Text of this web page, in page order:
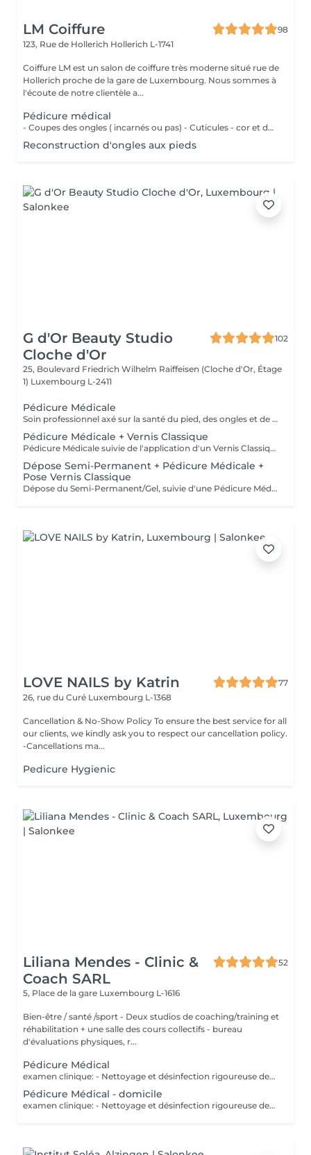
LM Coiffure
98
123, Rue de Hollerich Hollerich L-1741
Coiffure LM est un salon de coiffure très moderne situé rue de
Hollerich proche de la gare de Luxembourg. Nous sommes à
l'écoute de notre clientèle a...
Pédicure médical
- Coupes des ongles ( incarnés ou pas) - Cuticules - cor et durillons - Petit massage - Pose de vernis semi-permanent couleur ( Si vous voulez une french, veuillez svp cocher l'onglet french en plus)
Reconstruction d'ongles aux pieds
G d'Or Beauty Studio
Cloche d'Or
102
25, Boulevard Friedrich Wilhelm Raiffeisen (Cloche d'Or, Étage
1) Luxembourg L-2411
Pédicure Médicale
Soin professionnel axé sur la santé du pied, des ongles et de la peau, avec traitement des ongles incarnés, cors, durillons et callosités. Sans application de vernis.
Pédicure Médicale + Vernis Classique
Pédicure Médicale suivie de l'application d'un Vernis Classique. Convient aux clientes souhaitant un soin médical avec une finition Classique.
Dépose Semi-Permanent + Pédicure Médicale +
Pose Vernis Classique
Dépose du Semi-Permanent/Gel, suivie d'une Pédicure Médicale et de l'application d'un nouveau Semi-Permanent sur les ongles des pieds. Recommandé lorsque du Semi-Permanent est déjà présent.
LOVE NAILS by Katrin
77
26, rue du Curé Luxembourg L-1368
Cancellation & No-Show Policy To ensure the best service for all
our clients, we kindly ask you to respect our cancellation policy.
-Cancellations ma...
Pedicure Hygienic
Liliana Mendes - Clinic &
Coach SARL
52
5, Place de la gare Luxembourg L-1616
Bien-être / santé /sport - Deux studios de coaching/training et
réhabilitation + une salle des cours collectifs - bureau
d'évaluations physiques, r...
Pédicure Médical
examen clinique: - Nettoyage et désinfection rigoureuse des pieds - soin des ongles: coupe correct, fraisage ( diminution de l`épaisseur) et nettoyage des sillons pour prévenir les ongles incarnés. - traitement des callosités rdv chez 691 60 25 60 ou clinic.coach@lilianamendes.eu
Pédicure Médical - domicile
examen clinique: - Nettoyage et désinfection rigoureuse des pieds - soin des ongles: coupe correct, fraisage ( diminution de l`épaisseur) et nettoyage des sillons pour prévenir les ongles incarnés. - traitement des callosités rdv chez 691 60 25 60 ou clinic.coach@lilianamendes.eu